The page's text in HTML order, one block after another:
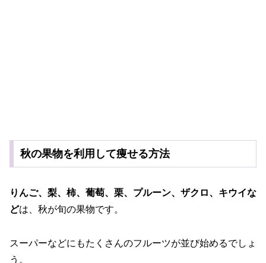
秋の果物を利用して痩せる方法
りんご、梨、柿、葡萄、栗、プルーン、ザクロ、キウイな
どは、秋が旬の果物です。
スーパーなどにもたくさんのフルーツが並び始めるでしょ
う。